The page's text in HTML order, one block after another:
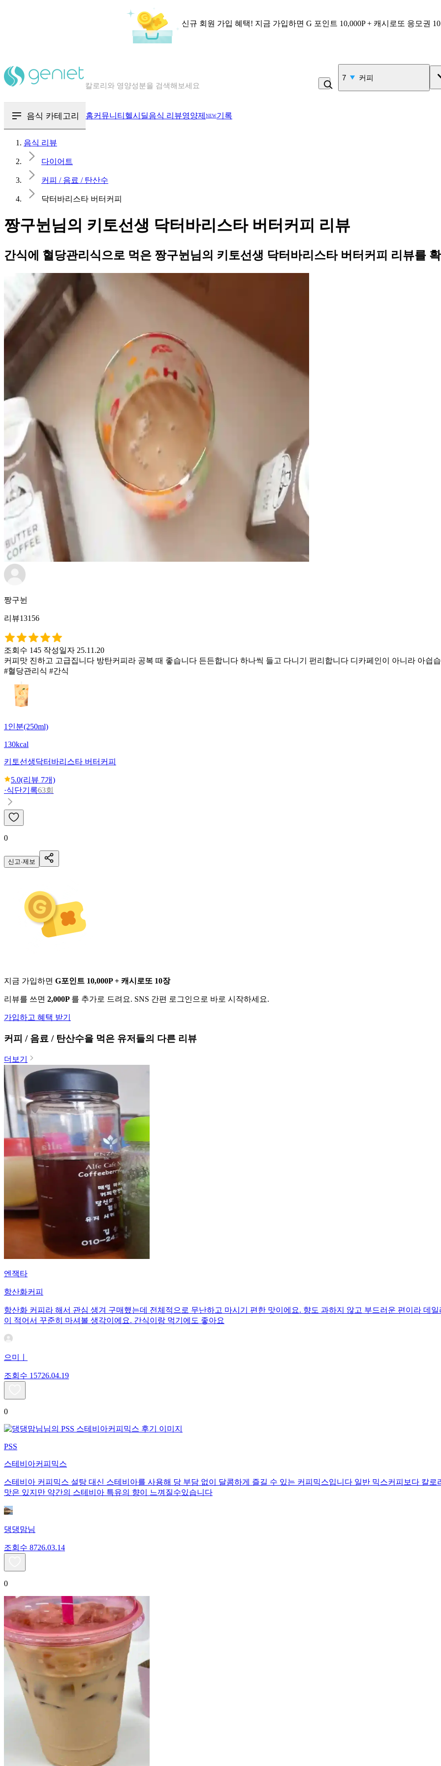
신규 회원 가입 혜택! 지금 가입하면 G 포인트 10,000P + 캐시로또 응모권
혈당 · 다이어트 음식 검색해보세요
7 커피
음식 카테고리 홈커뮤니티 헬시딜음식 리뷰영양제 NEW기록
음식 리뷰
다이어트
커피 / 음료 / 탄산수
닥터바리스타 버터커피
짱구뉜님의 키토선생 닥터바리스타 버터커피 리뷰
간식에 혈당관리식으로 먹은 짱구뉜님의 키토선생 닥터바리스타 버터커피 리뷰를
짱구뉜
리뷰13156
조회수 145 작성일자 25.11.20
커피맛 진하고 고급집니다 방탄커피라 공복 때 좋습니다 든든합니다 하나씩 들고 다니기 펀리합니다 디카페인이 아니라 아싑
#혈당관리식 #간식
1인분(250ml)
130kcal
키토선생닥터바리스타 버터커피
5.0(리뷰 7개)
·식단기록63회
0
신고·제보
지금 가입하면 G포인트 10,000P + 캐시로또 10장
리뷰를 쓰면 2,000P 를 추가로 드려요. SNS 간편 로그인으로 바로 시작하세요.
가입하고 혜택 받기
커피 / 음료 / 탄산수을 먹은 유저들의 다른 리뷰
더보기
엔잭타
항산화커피
항산화 커피라 해서 관심 생겨 구매했는데 전체적으로 무난하고 마시기 편한 맛이에요. 향도 과하지 않고 부드러운 편이라 데
이 적어서 꾸준히 마셔볼 생각이에요. 간식이랑 먹기에도 좋아요
으미ㅣ
조회수 15726.04.19
0
PSS
스테비아커피믹스
스테비아 커피믹스 설탕 대신 스테비아를 사용해 당 부담 없이 달콤하게 즐길 수 있는 커피믹스입니다 일반 믹스커피보다 칼
맛은 있지만 약간의 스테비아 특유의 향이 느껴질수있습니다
댕댕맘님
조회수 8726.03.14
0